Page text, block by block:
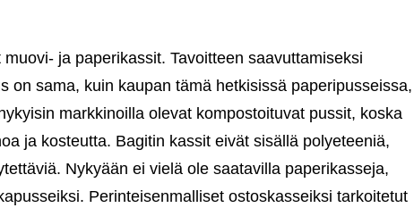
ja paperikassit. Tavoitteen saavuttamiseksi
on sama, kuin kaupan tämä hetkisissä paperipusseissa,
markkinoilla olevat kompostoituvat pussit, koska
ja kosteutta. Bagitin kassit eivät sisällä polyeteeniä,
Nykyään ei vielä ole saatavilla paperikasseja,
Perinteisenmalliset ostoskasseiksi tarkoitetut